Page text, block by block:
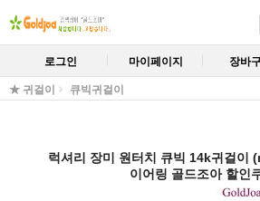
로그인 마이페이지 장바
★ 귀걸이 큐빅귀걸이
럭셔리 장미 원터치 큐빅 14k귀걸이
이어링 골드조아 할인